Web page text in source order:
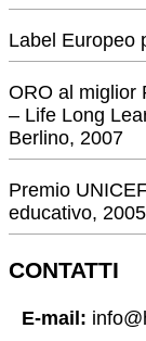
Label Europeo
ORO al miglior
– Life Long
Berlino, 2007
Premio
educativo, 2005
CONTATTI
E-mail: